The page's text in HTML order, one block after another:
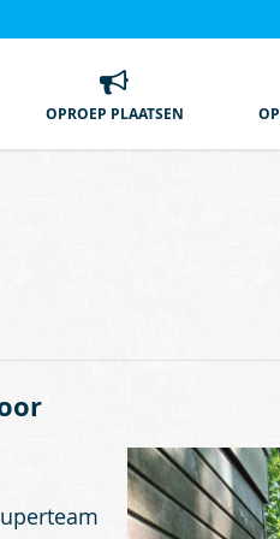
OPROEP PLAATSEN